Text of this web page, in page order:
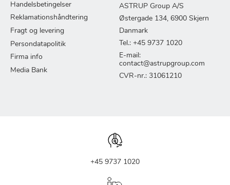
Handelsbetingelser
Reklamationshåndtering
Fragt og levering
Persondatapolitik
Firma info
Media Bank
ASTRUP Group A/S
Østergade 134, 6900 Skjern
Danmark
Tel.: +45 9737 1020
E-mail:
contact@astrupgroup.com
CVR-nr.: 31061210
+45 9737 1020